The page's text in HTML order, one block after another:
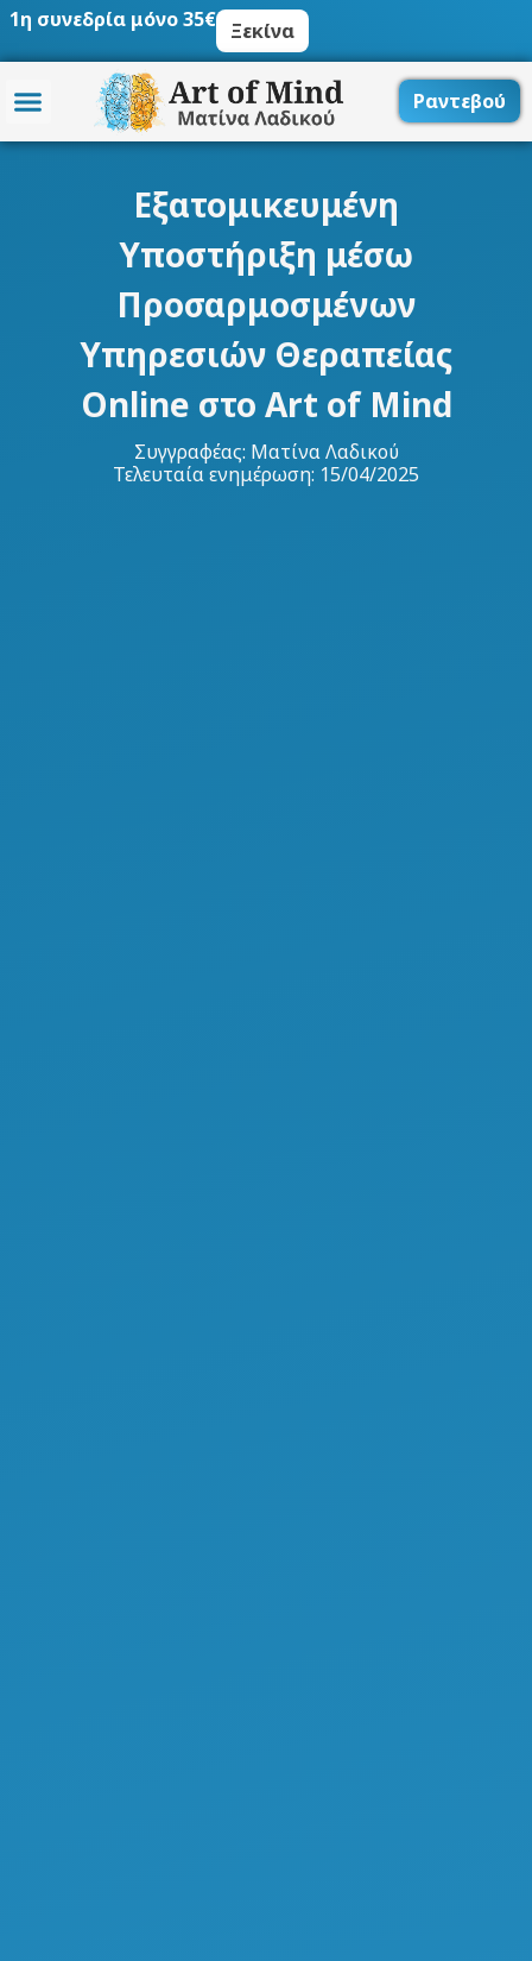
Μετάβαση
περιεχόμενο
1η συνεδρία μόνο 35€ Ξεκίνα
Ραντεβού
Εξατομικευμένη
Υποστήριξη μέσω
Προσαρμοσμένων
Υπηρεσιών Θεραπείας
Online στο Art of Mind
Συγγραφέας: Ματίνα Λαδικού
Τελευταία ενημέρωση: 15/04/2025